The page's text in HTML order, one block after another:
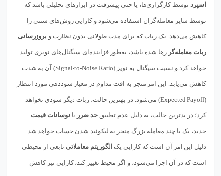
اسپرد توسط کارگزاری‌ها، یا حتی پیشرفت در ابزارهای تحلیلی باشد که
توسط سایر معامله‌گران استفاده می‌شود و کارایی روش‌های سنتی را
کاهش می‌دهد. یک ربات که برای مدت طولانی بدون نظارت و بروزرسانی
ربات معامله‌گر رها شده باشد، به‌طور فزاینده‌ای سیگنال‌های نویزی تولید
خواهد کرد و نسبت سیگنال به نویز (Signal-to-Noise Ratio) آن به شدت
کاهش می‌یابد. این امر منجر به افت مداوم در معیار سوددهی مورد انتظار
(Expected Payoff) می‌شود. در بهترین حالت، ربات دیگر سودی نخواهد
کرد؛ در بدترین حالت، به دلیل عدم تطبیق حد ضرر با نوسانات قیمت
جدید، یک یا چند معامله بزرگ منجر به لیکوئید شدن حساب خواهد شد.
دلیل این امر آن است که کارایی یک الگوریتم معاملاتی تابعی از محیطی
است که در آن اجرا می‌شود، و اگر محیط تغییر کند، کارایی نیز کاهش